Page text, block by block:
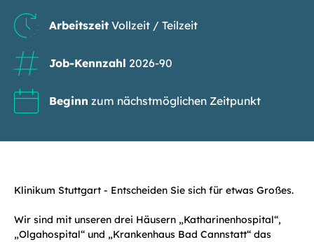
Arbeitszeit Vollzeit / Teilzeit
Job-Kennzahl 2026-90
Beginn zum nächstmöglichen Zeitpunkt
Klinikum Stuttgart - Entscheiden Sie sich für etwas Großes.
Wir sind mit unseren drei Häusern „Katharinenhospital“,
„Olgahospital“ und „Krankenhaus Bad Cannstatt“ das